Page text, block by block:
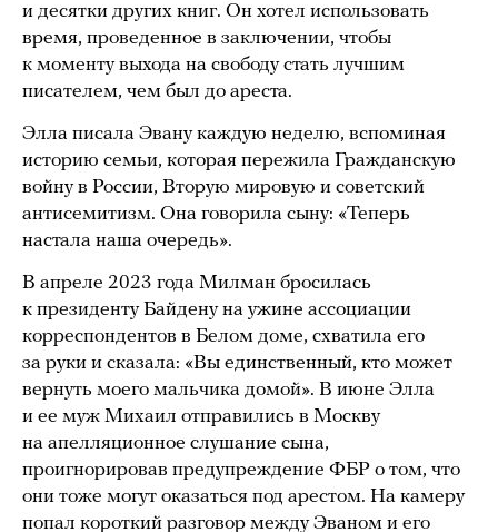
и десятки других книг. Он хотел использовать
время, проведенное в заключении, чтобы
к моменту выхода на свободу стать лучшим
писателем, чем был до ареста.
Элла писала Эвану каждую неделю, вспоминая
историю семьи, которая пережила Гражданскую
войну в России, Вторую мировую и советский
антисемитизм. Она говорила сыну: «Теперь
настала наша очередь».
В апреле 2023 года Милман бросилась
к президенту Байдену на ужине ассоциации
корреспондентов в Белом доме, схватила его
за руки и сказала: «Вы единственный, кто может
вернуть моего мальчика домой». В июне Элла
и ее муж Михаил отправились в Москву
на апелляционное слушание сына,
проигнорировав предупреждение ФБР о том, что
они тоже могут оказаться под арестом. На камеру
попал короткий разговор между Эваном и его